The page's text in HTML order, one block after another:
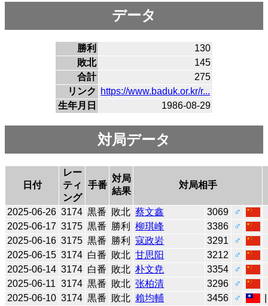
データ
勝利
130
敗北
145
合計
275
リンク
https://www.baduk.or.kr/r...
生年月日
1986-08-29
対局データ
日付
レー
ティ
ング
手番
対局
結果
対局相手
2025-06-26 3174 黒番 敗北 蔡文鑫 3069
♂
2025-06-17 3175 黒番 勝利 柳琪峰 3386
♂
2025-06-16 3175 黒番 勝利 寇政岩 3291
♂
2025-06-15 3174 白番 敗北 甘思阳 3212
♂
2025-06-14 3174 白番 敗北 朴文尭 3354
♂
2025-06-11 3174 黒番 敗北 张柏清 3296
♂
2025-06-10 3174 黒番 敗北 賴均輔 3456 ♂